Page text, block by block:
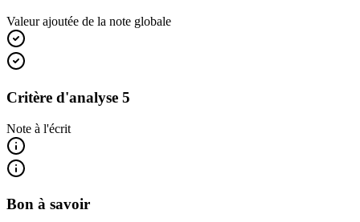
Valeur ajoutée de la note globale
Critère d'analyse 5
Note à l'écrit
Bon à savoir